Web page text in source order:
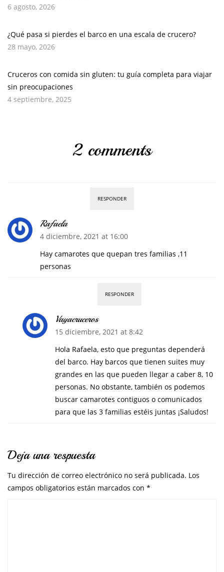
6 agosto, 2026
¿Qué pasa si pierdes el barco en una escala de crucero?
28 mayo, 2026
Cruceros con comida sin gluten: tu guía completa para viajar
sin preocupaciones
4 septiembre, 2025
2 comments
RESPONDER
Rafaela
4 diciembre, 2021 at 16:00
Hay camarotes que quepan tres familias ,11
personas
RESPONDER
Vayacruceros
15 diciembre, 2021 at 8:42
Hola Rafaela, esto que preguntas dependerá
del barco. Hay barcos que tienen suites muy
grandes en las que pueden llegar a caber 8, 10
personas. No obstante, también os podemos
buscar camarotes contiguos o comunicados
para que las 3 familias estéis juntas ¡Saludos!
Deja una respuesta
Tu dirección de correo electrónico no será publicada. Los
campos obligatorios están marcados con *